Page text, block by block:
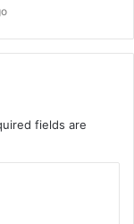
fields are